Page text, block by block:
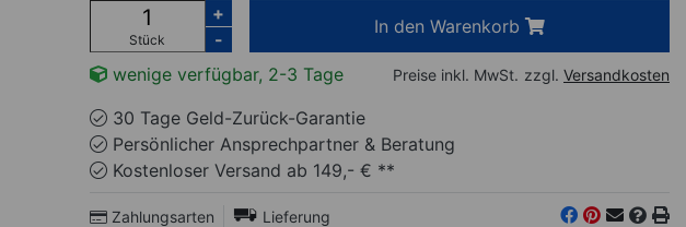
Stück
+
-
In den Warenkorb
wenige verfügbar, 2-3 Tage Preise inkl. MwSt. zzgl. Versandkosten
30 Tage Geld-Zurück-Garantie
Persönlicher Ansprechpartner & Beratung
Kostenloser Versand ab 149,- € **
Zahlungsarten Lieferung